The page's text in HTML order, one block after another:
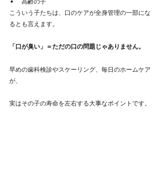
こういう子たちは、口のケアが全身管理の一部にな
るとも言えます。
「口が臭い」＝ただの口の問題じゃありません。
早めの歯科検診やスケーリング、毎日のホームケア
が、
実はその子の寿命を左右する大事なポイントです。